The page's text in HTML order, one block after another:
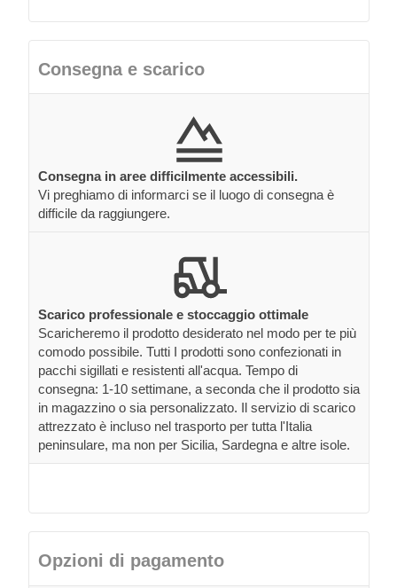
Consegna e scarico
Consegna in aree difficilmente accessibili.
Vi preghiamo di informarci se il luogo di consegna è
difficile da raggiungere.
Scarico professionale e stoccaggio ottimale
Scaricheremo il prodotto desiderato nel modo per te più
comodo possibile. Tutti I prodotti sono confezionati in
pacchi sigillati e resistenti all'acqua. Tempo di
consegna: 1-10 settimane, a seconda che il prodotto sia
in magazzino o sia personalizzato. Il servizio di scarico
attrezzato è incluso nel trasporto per tutta l'Italia
peninsulare, ma non per Sicilia, Sardegna e altre isole.
Opzioni di pagamento